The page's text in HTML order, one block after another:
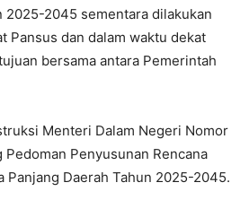
2025-2045 sementara dilakukan
Pansus dan dalam waktu dekat
bersama antara Pemerintah
Menteri Dalam Negeri Nomor
Pedoman Penyusunan Rencana
Panjang Daerah Tahun 2025-2045.